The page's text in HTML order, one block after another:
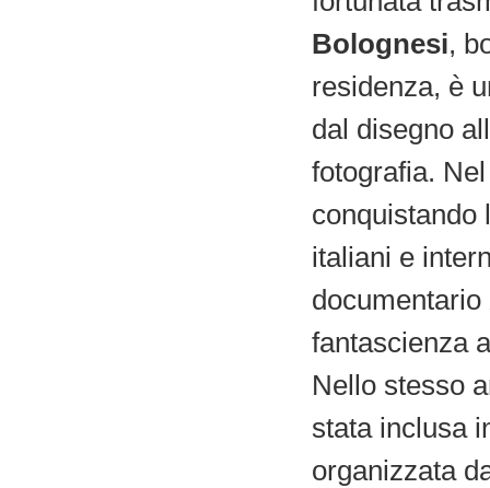
Bolognesi,
residenza, è
dal disegno
fotografia.
conquistando
italiani e
documentario
fantascienza
Nello stesso
stata inclusa
organizzata